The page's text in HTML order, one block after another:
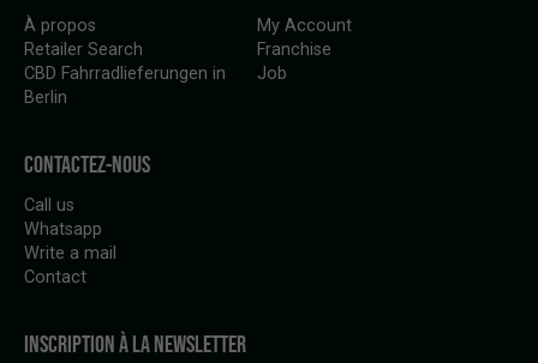
À propos
Retailer Search
CBD Fahrradlieferungen in
Berlin
My Account
Franchise
Job
CONTACTEZ-NOUS
Call us
Whatsapp
Write a mail
Contact
INSCRIPTION À LA NEWSLETTER